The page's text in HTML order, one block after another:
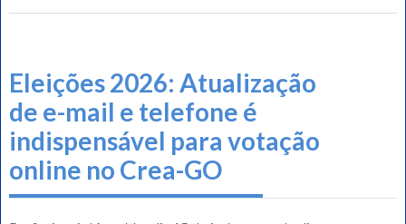
Eleições 2026: Atualização
de e-mail e telefone é
indispensável para votação
online no Crea-GO